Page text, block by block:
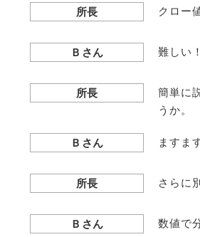
所長 クロー
Ｂさん 難しい！
所長
簡単に
うか。
Ｂさん ますま
所長 さらに
Ｂさん 数値で